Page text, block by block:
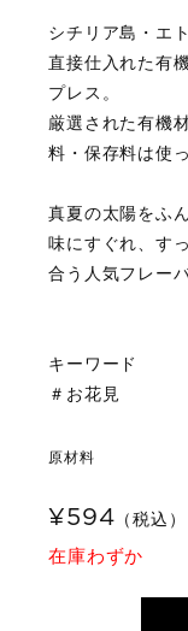
シチリア島・エ
直接仕入れた有
プレス。
厳選された有機
料・保存料は使
真夏の太陽をふ
味にすぐれ、す
合う人気フレー
キーワード
＃お花見
原材料
¥594 （税込）
在庫わずか